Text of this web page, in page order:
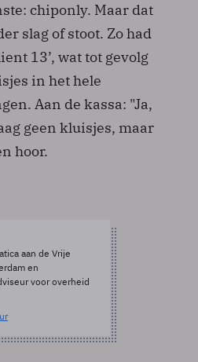
chip­only. Maar dat
slag of stoot. Zo had
13’, wat tot gevolg
in het hele
Aan de kassa: "Ja,
geen kluisjes, maar
hoor.
aan de Vrije
en
voor overheid